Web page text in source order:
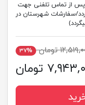
پس از تماس تلفنی جهت
سفارشات شهرستان در
تومان ۳۷%
تومان